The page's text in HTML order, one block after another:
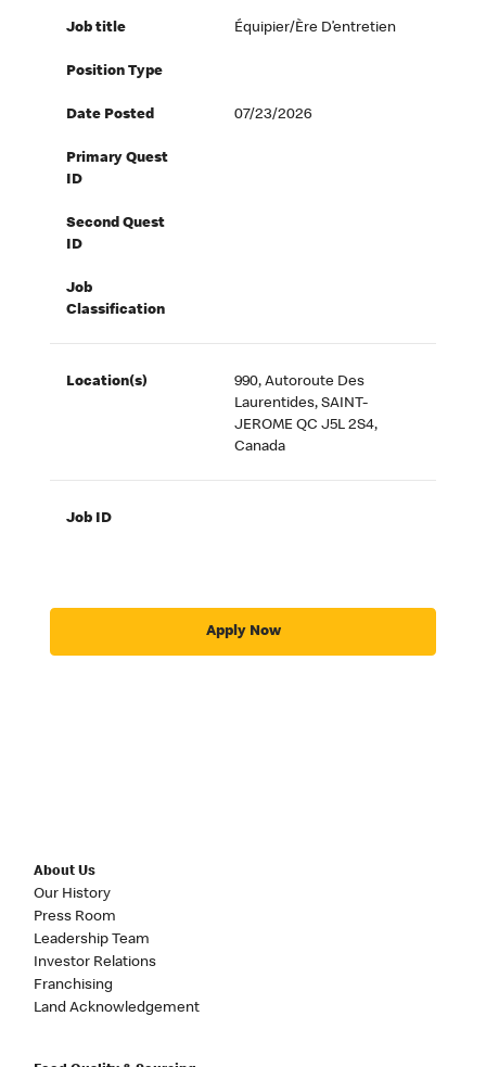
Job title Équipier/ère D’entretien
Position Type
Date Posted 07/23/2026
Primary Quest
ID
Second Quest
ID
Job
Classification
Location(s)
990, Autoroute Des
Laurentides, SAINT-
JEROME QC J5L 2S4,
Canada
Job ID
Apply Now
About Us
Our History
Press Room
Leadership Team
Investor Relations
Franchising
Land Acknowledgement